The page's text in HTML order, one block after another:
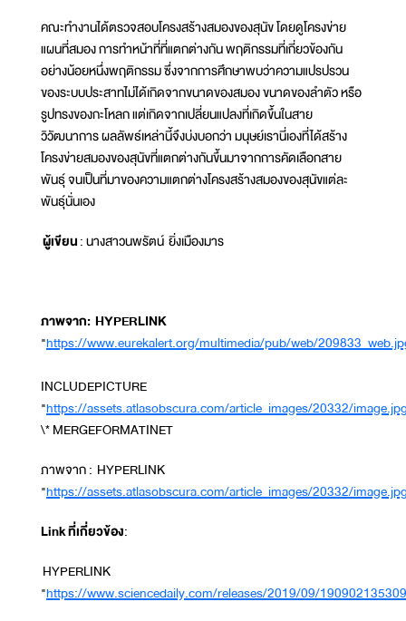
คณะทำงานได้ตรวจสอบโครงสร้างสมองของสุนัข โดยดูโครงข่าย
แผนที่สมอง การทำหน้าที่ที่แตกต่างกัน พฤติกรรมที่เกี่ยวข้องกัน
อย่างน้อยหนึ่งพฤติกรรม ซึ่งจากการศึกษาพบว่าความแปรปรวน
ของระบบประสาทไม่ได้เกิดจากขนาดของสมอง ขนาดของลำตัว หรือ
รูปทรงของกะโหลก แต่เกิดจากเปลี่ยนแปลงที่เกิดขึ้นในสาย
วิวัฒนาการ ผลลัพธ์เหล่านี้จึงบ่งบอกว่า มนุษย์เรานี่เองที่ได้สร้าง
โครงข่ายสมองของสุนัขที่แตกต่างกันขึ้นมาจากการคัดเลือกสาย
พันธุ์ จนเป็นที่มาของความแตกต่างโครงสร้างสมองของสุนัขแต่ละ
พันธุ์นั่นเอง
ผู้เขียน: นางสาวนพรัตน์ ยิ่งเมืองมาร
ภาพจาก: HYPERLINK
"https://www.eurekalert.org/multimedia/pub/web/
INCLUDEPICTURE
"https://assets.atlasobscura.com/article_images/20332/
\* MERGEFORMATINET
ภาพจาก : HYPERLINK
"https://assets.atlasobscura.com/article_images/20332/
Link ที่เกี่ยวข้อง:
HYPERLINK
"https://www.sciencedaily.com/releases/2019/09/